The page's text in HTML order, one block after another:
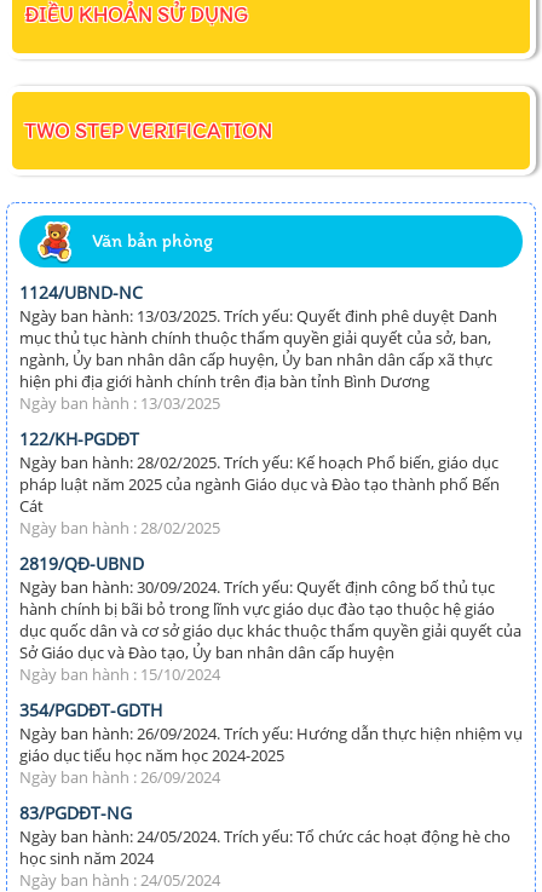
ĐIỀU KHOẢN SỬ DỤNG
TWO STEP VERIFICATION
Văn bản phòng
1124/UBND-NC
Ngày ban hành: 13/03/2025. Trích yếu: Quyết đinh phê duyệt Danh
mục thủ tục hành chính thuộc thẩm quyền giải quyết của sở, ban,
ngành, Ủy ban nhân dân cấp huyện, Ủy ban nhân dân cấp xã thực
hiện phi địa giới hành chính trên địa bàn tỉnh Bình Dương
Ngày ban hành : 13/03/2025
122/KH-PGDĐT
Ngày ban hành: 28/02/2025. Trích yếu: Kế hoạch Phổ biến, giáo dục
pháp luật năm 2025 của ngành Giáo dục và Đào tạo thành phố Bến
Cát
Ngày ban hành : 28/02/2025
2819/QĐ-UBND
Ngày ban hành: 30/09/2024. Trích yếu: Quyết định công bố thủ tục
hành chính bị bãi bỏ trong lĩnh vực giáo dục đào tạo thuộc hệ giáo
dục quốc dân và cơ sở giáo dục khác thuộc thẩm quyền giải quyết của
Sở Giáo dục và Đào tạo, Ủy ban nhân dân cấp huyện
Ngày ban hành : 15/10/2024
354/PGDĐT-GDTH
Ngày ban hành: 26/09/2024. Trích yếu: Hướng dẫn thực hiện nhiệm vụ
giáo dục tiểu học năm học 2024-2025
Ngày ban hành : 26/09/2024
83/PGDĐT-NG
Ngày ban hành: 24/05/2024. Trích yếu: Tổ chức các hoạt động hè cho
học sinh năm 2024
Ngày ban hành : 24/05/2024